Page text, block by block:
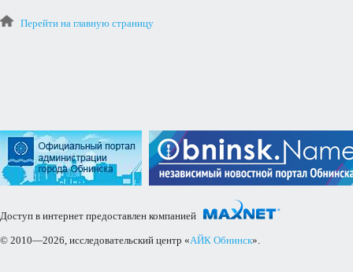
Перейти на главную страницу
Доступ в интернет предоставлен компанией
© 2010—2026, исследовательский центр «АЙК Обнинск».